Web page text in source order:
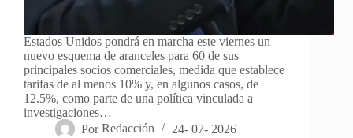
Estados Unidos pondrá en marcha este viernes un
nuevo esquema de aranceles para 60 de sus
principales socios comerciales, medida que establece
tarifas de al menos 10% y, en algunos casos, de
12.5%, como parte de una política vinculada a
investigaciones…
Por Redacción 24- 07- 2026